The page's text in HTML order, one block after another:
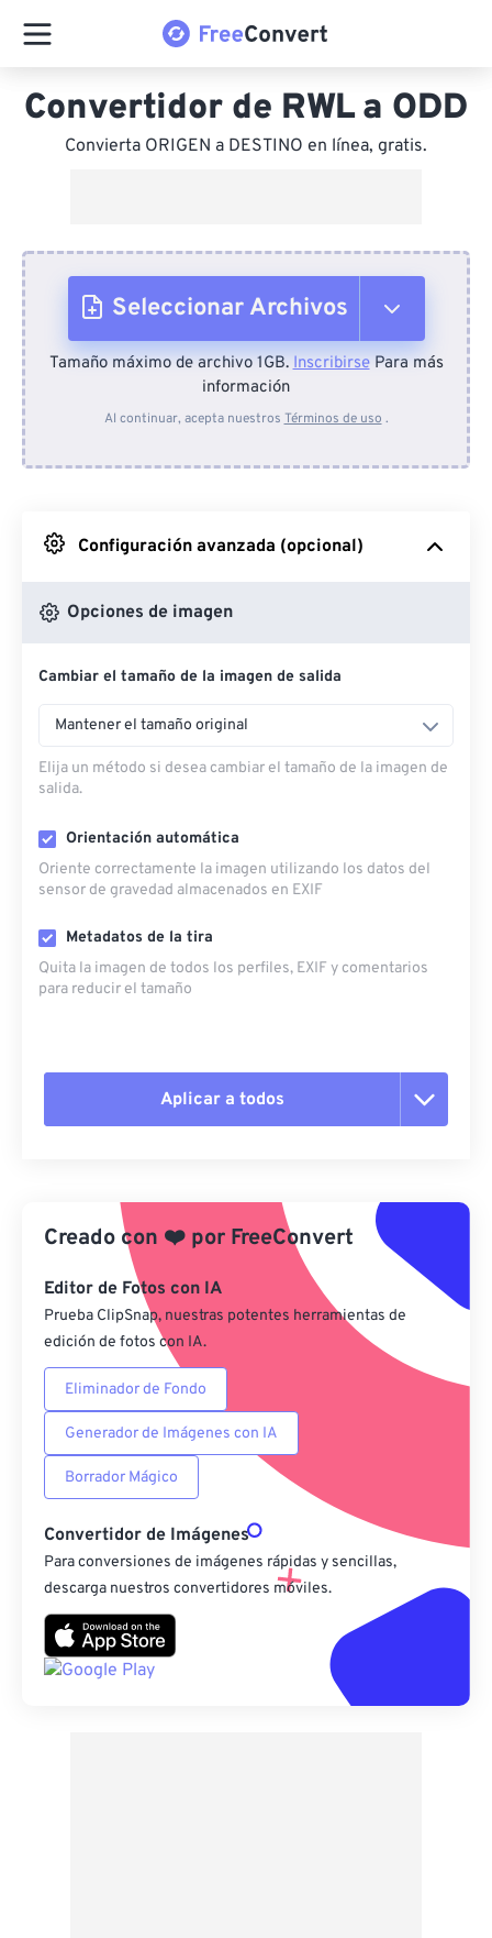
Convertidor de RWL a ODD
Convierta ORIGEN a DESTINO en línea, gratis.
Seleccionar Archivos
Desde el dispositivo
Desde Google Drive
Desde OneDrive
Desde URL
Tamaño máximo de archivo 1GB.InscribirsePara más
información
Al continuar, acepta nuestros Términos de uso .
Configuración avanzada (opcional)
Opciones de imagen
Cambiar el tamaño de la imagen de salida
Mantener el tamaño original
Elija un método si desea cambiar el tamaño de la imagen de
salida.
Orientación automática
Oriente correctamente la imagen utilizando los datos del
sensor de gravedad almacenados en EXIF
Metadatos de la tira
Quita la imagen de todos los perfiles, EXIF ​​y comentarios
para reducir el tamaño
Aplicar a todos
Aplicar desde el ajuste preestablecido
Guardar como preestablecido
Creado con ❤️ por FreeConvert
Editor de Fotos con IA
Prueba ClipSnap, nuestras potentes herramientas de
edición de fotos con IA.
Eliminador de Fondo
Generador de Imágenes con IA
Borrador Mágico
Convertidor de Imágenes
Para conversiones de imágenes rápidas y sencillas,
descarga nuestros convertidores móviles.